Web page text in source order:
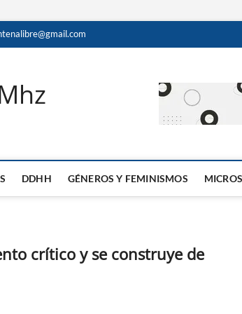
DDHH GÉNEROS Y FEMINISMOS MICROS
crítico y se construye de